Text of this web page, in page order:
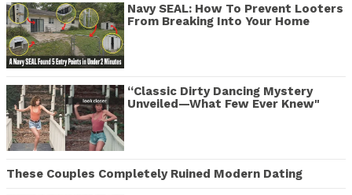
Navy SEAL: How To Prevent Looters
From Breaking Into Your Home
“Classic Dirty Dancing Mystery
Unveiled—What Few Ever Knew"
These Couples Completely Ruined Modern Dating